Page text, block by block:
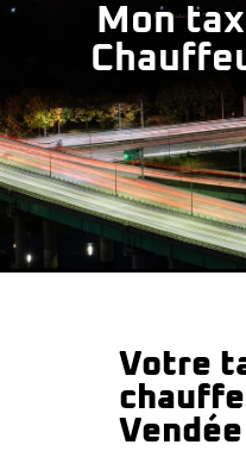
Mon
Votre
Vendée